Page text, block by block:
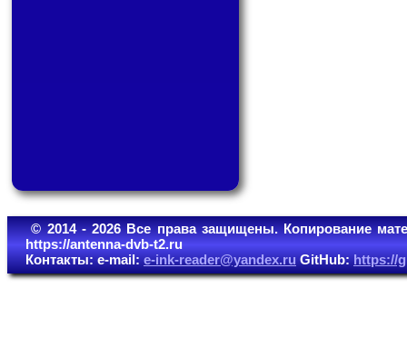
© 2014 - 2026 Все права защищены. Копирование
https://antenna-dvb-t2.ru
Контакты: e-mail:e-ink-reader@yandex.ruGitHub:https://